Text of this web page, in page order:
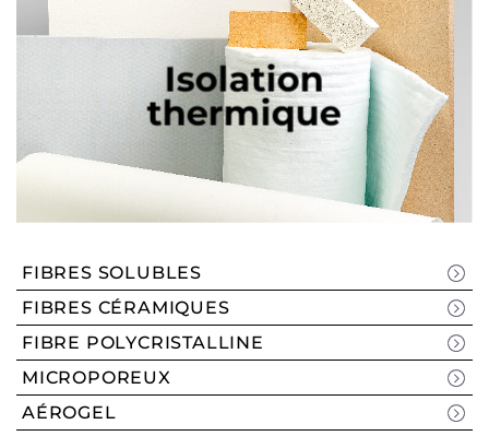
Isolation
thermique
FIBRES SOLUBLES
FIBRES CÉRAMIQUES
FIBRE POLYCRISTALLINE
MICROPOREUX
AÉROGEL